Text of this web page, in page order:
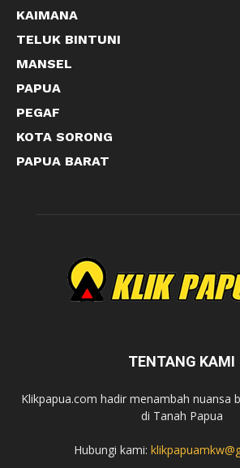
KAIMANA
TELUK BINTUNI
MANSEL
PAPUA
PEGAF
KOTA SORONG
PAPUA BARAT
TENTANG KAMI
Klikpapua.com hadir menambah nuansa
di Tanah Papua
Hubungi kami: